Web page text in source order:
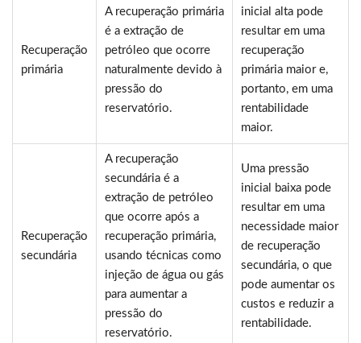
Recuperação
primária
A recuperação primária
é a extração de
petróleo que ocorre
naturalmente devido à
pressão do
reservatório.
inicial alta pode
resultar em uma
recuperação
primária maior e,
portanto, em uma
rentabilidade
maior.
Recuperação
secundária
A recuperação
secundária é a
extração de petróleo
que ocorre após a
recuperação primária,
usando técnicas como
injeção de água ou gás
para aumentar a
pressão do
reservatório.
Uma pressão
inicial baixa pode
resultar em uma
necessidade maior
de recuperação
secundária, o que
pode aumentar os
custos e reduzir a
rentabilidade.